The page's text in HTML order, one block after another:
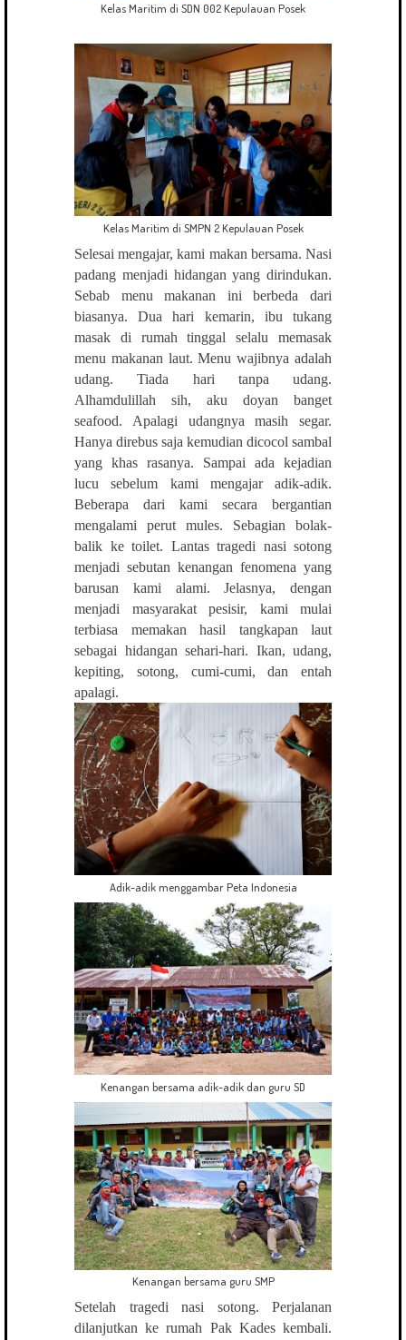
Kelas Maritim di SDN 002 Kepulauan Posek
Kelas Maritim di SMPN 2 Kepulauan Posek
Selesai mengajar, kami makan bersama. Nasi
padang menjadi hidangan yang dirindukan.
Sebab menu makanan ini berbeda dari
biasanya. Dua hari kemarin, ibu tukang
masak di rumah tinggal selalu memasak
menu makanan laut. Menu wajibnya adalah
udang. Tiada hari tanpa udang.
Alhamdulillah sih, aku doyan banget
seafood. Apalagi udangnya masih segar.
Hanya direbus saja kemudian dicocol sambal
yang khas rasanya. Sampai ada kejadian
lucu sebelum kami mengajar adik-adik.
Beberapa dari kami secara bergantian
mengalami perut mules. Sebagian bolak-
balik ke toilet. Lantas tragedi nasi sotong
menjadi sebutan kenangan fenomena yang
barusan kami alami. Jelasnya, dengan
menjadi masyarakat pesisir, kami mulai
terbiasa memakan hasil tangkapan laut
sebagai hidangan sehari-hari. Ikan, udang,
kepiting, sotong, cumi-cumi, dan entah
apalagi.
Adik-adik menggambar Peta Indonesia
Kenangan bersama adik-adik dan guru SD
Kenangan bersama guru SMP
Setelah tragedi nasi sotong. Perjalanan
dilanjutkan ke rumah Pak Kades kembali.